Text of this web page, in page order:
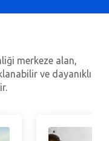
merkeze alan,
ve dayanıklı